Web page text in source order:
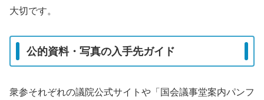
大切です。
公的資料・写真の入手先ガイド
衆参それぞれの議院公式サイトや「国会議事堂案内パンフ